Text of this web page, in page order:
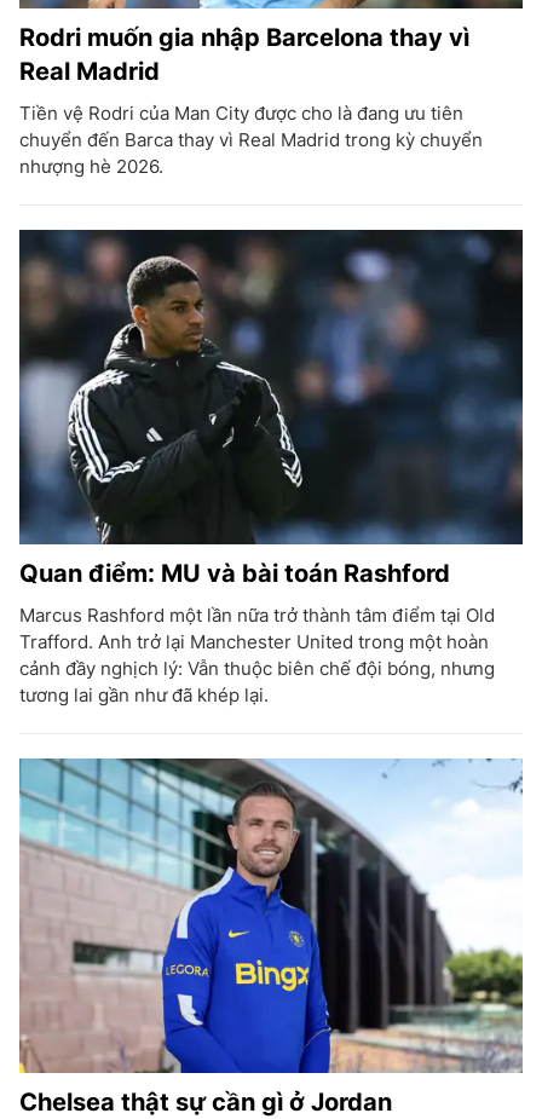
Rodri muốn gia nhập Barcelona thay vì
Real Madrid
Tiền vệ Rodri của Man City được cho là đang ưu tiên
chuyển đến Barca thay vì Real Madrid trong kỳ chuyển
nhượng hè 2026.
Quan điểm: MU và bài toán Rashford
Marcus Rashford một lần nữa trở thành tâm điểm tại Old
Trafford. Anh trở lại Manchester United trong một hoàn
cảnh đầy nghịch lý: Vẫn thuộc biên chế đội bóng, nhưng
tương lai gần như đã khép lại.
Chelsea thật sự cần gì ở Jordan